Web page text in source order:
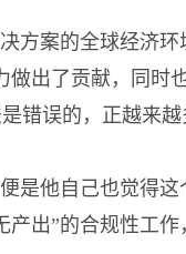
方案的全球经济
出了贡献，同时
错误的，正越来
是他自己也觉得
出”的合规性工